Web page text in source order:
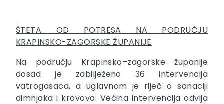
ŠTETA OD POTRESA NA PODRUČJU
KRAPINSKO-ZAGORSKE ŽUPANIJE
Na području Krapinsko–zagorske županije
dosad je zabilježeno 36 intervencija
vatrogasaca, a uglavnom je riječ o sanaciji
dimnjaka i krovova. Većina intervencija odvija